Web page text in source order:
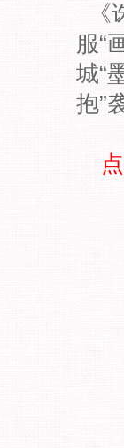
《
服“
城“
抱”